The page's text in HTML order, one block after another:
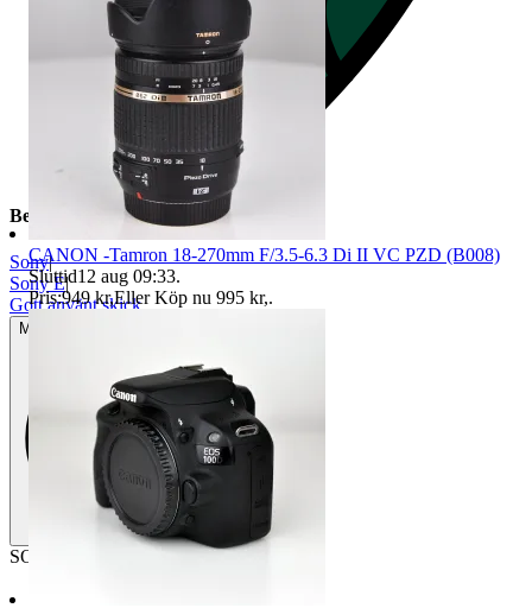
Beskrivning
Sony|
Sony E|
Gott använt skick
Mindre tecken på användning
SONY SEL16F28 16mm f/2.8 -
CANON -Tamron 18-270mm F/3.5-6.3 Di II VC PZD (B008)
Sluttid12 aug 09:33.
Pris:949 kr,Eller Köp nu 995 kr,.